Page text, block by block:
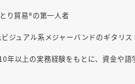
り貿易®の第一人者
ジュアル系メジャーバンドのギタリス
年以上の実務経験をもとに、資金や